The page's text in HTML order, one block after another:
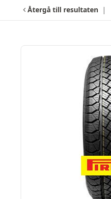
Återgå till resultaten